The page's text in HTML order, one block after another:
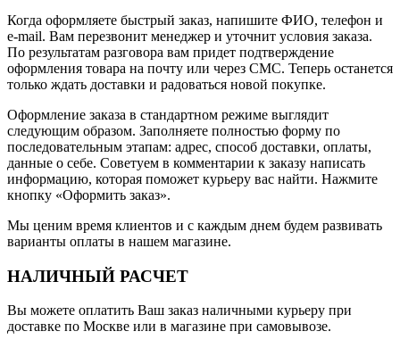
Когда оформляете быстрый заказ, напишите ФИО, телефон и
e-mail. Вам перезвонит менеджер и уточнит условия заказа.
По результатам разговора вам придет подтверждение
оформления товара на почту или через СМС. Теперь останется
только ждать доставки и радоваться новой покупке.
Оформление заказа в стандартном режиме выглядит
следующим образом. Заполняете полностью форму по
последовательным этапам: адрес, способ доставки, оплаты,
данные о себе. Советуем в комментарии к заказу написать
информацию, которая поможет курьеру вас найти. Нажмите
кнопку «Оформить заказ».
Мы ценим время клиентов и с каждым днем будем развивать
варианты оплаты в нашем магазине.
НАЛИЧНЫЙ РАСЧЕТ
Вы можете оплатить Ваш заказ наличными курьеру при
доставке по Москве или в магазине при самовывозе.